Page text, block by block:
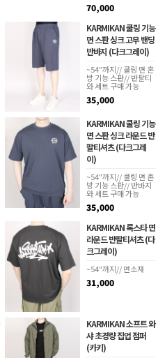
70,000
KARMIKAN 쿨링 기능
면 스판 싱크 고무 밴딩
반바지 (다크그레이)
~54"까지// 쿨링 면 혼
방 기능 스판// 반팔티
와 세트 구매 가능
35,000
KARMIKAN 쿨링 기능
면 스판 싱크 라운드 반
팔티셔츠 (다크그레
이)
~54"까지// 쿨링 면 혼
방 기능 스판// 반바지
와 세트 구매 가능
35,000
KARMIKAN 록스타 면
라운드 반팔티셔츠 (다
크그레이)
~54"까지// 면소재
31,000
KARMIKAN 소프트 와
샤 초경량 집업 점퍼
(카키)